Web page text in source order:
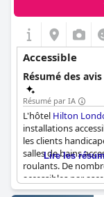
Accessible
Résumé des
Résumé par IA
L'hôtel Hilton
installations
les clients
salles de bains
roulants. De
accessibles par
facile de
Lire les